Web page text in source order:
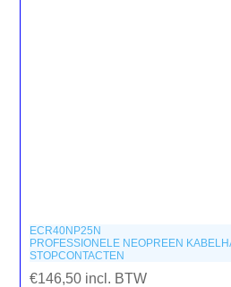
ECR40NP25N
PROFESSIONELE NEOPREEN
STOPCONTACTEN
€146,50 incl. BTW